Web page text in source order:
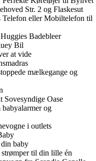
Str. 2 og Flaskesut
eller Mobiltelefon til
Badebleer
Bil
at vide
mælkegange og
Oase
og
i outlets
baby
til din lille én